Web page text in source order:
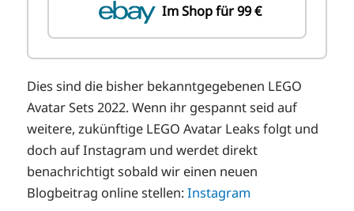
Im Shop für 99 €
Dies sind die bisher bekanntgegebenen LEGO
Avatar Sets 2022. Wenn ihr gespannt seid auf
weitere, zukünftige LEGO Avatar Leaks folgt und
doch auf Instagram und werdet direkt
benachrichtigt sobald wir einen neuen
Blogbeitrag online stellen:Instagram